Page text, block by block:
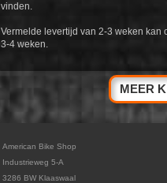
vinden.
Vermelde levertijd van 2-3 weken kan
3-4 weken.
MEER
American Bike Shop
Industrieweg 5-A
3286 BW Klaaswaal